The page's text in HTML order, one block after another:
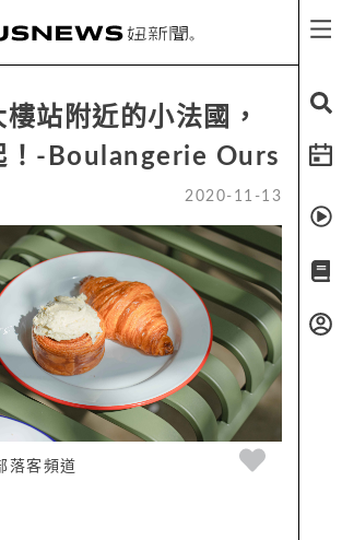
站附近的小法國，
！-Boulangerie Ours
2020-11-13
落客頻道